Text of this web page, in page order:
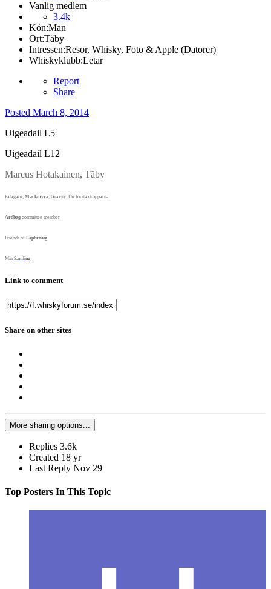
Vanlig medlem
3.4k
Kön:Man
Ort:Täby
Intressen:Resor, Whisky, Foto & Apple (Datorer)
Whiskyklubb:Letar
Report
Share
Posted March 8, 2014
Uigeadail L5
Uigeadail L12
Marcus Hotakainen, Täby
Fatägare, Mackmyra, Gravity: De första dropparna
Ardbeg committee member
Friends of Laphroaig
Min Samling
Link to comment
Share on other sites
More sharing options...
Replies 3.6k
Created 18 yr
Last Reply Nov 29
Top Posters In This Topic